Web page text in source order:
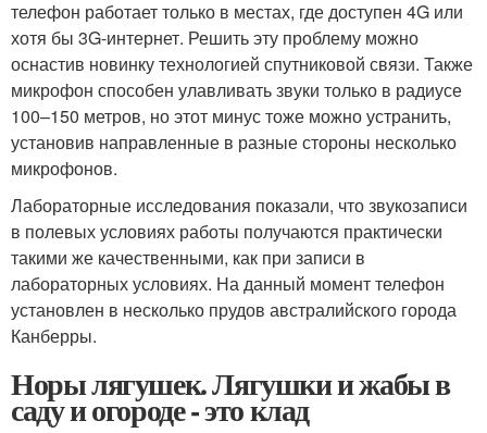
телефон работает только в местах, где доступен 4G или
хотя бы 3G-интернет. Решить эту проблему можно
оснастив новинку технологией спутниковой связи. Также
микрофон способен улавливать звуки только в радиусе
100–150 метров, но этот минус тоже можно устранить,
установив направленные в разные стороны несколько
микрофонов.
Лабораторные исследования показали, что звукозаписи
в полевых условиях работы получаются практически
такими же качественными, как при записи в
лабораторных условиях. На данный момент телефон
установлен в несколько прудов австралийского города
Канберры.
Норы лягушек. Лягушки и жабы в
саду и огороде - это клад